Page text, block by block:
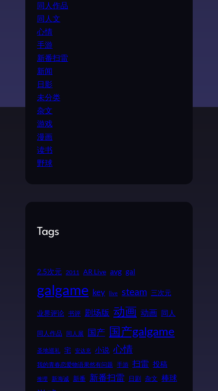
同人作品
同人文
心情
手游
新番扫雷
新闻
日影
未分类
杂文
游戏
漫画
读书
野球
Tags
2.5次元 2011 AR Live avg gal
galgame key live steam 三次元
业界评论 书评 剧场版 动画 动画 同人
同人作品 同人展 国产 国产galgame
圣地巡礼 宅 安达充 小说 心情
我的青春恋爱物语果然有问题 手游 扫雷 投稿
推理 新海诚 新番 新番扫雷 日剧 杂文 棒球